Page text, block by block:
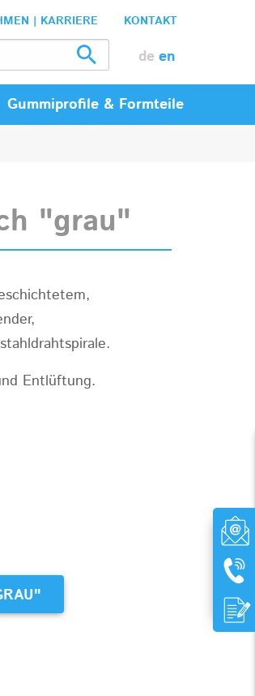
| KARRIERE KONTAKT
de en
Gummiprofile & Formteile
"grau"
Entlüftung.